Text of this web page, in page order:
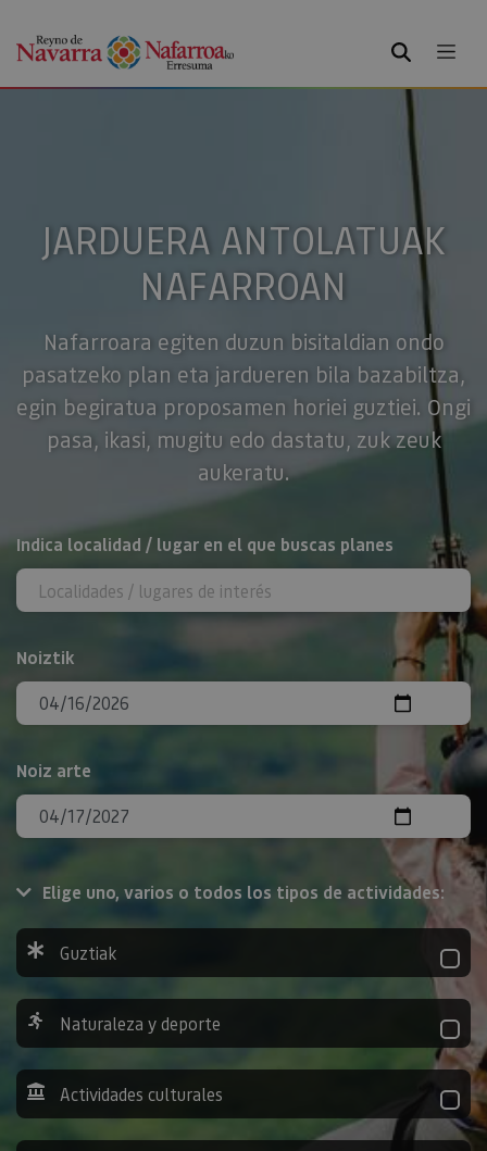
BILATU
JARDUERA ANTOLATUAK
NAFARROAN
Nafarroara egiten duzun bisitaldian ondo
pasatzeko plan eta jardueren bila bazabiltza,
egin begiratua proposamen horiei guztiei. Ongi
pasa, ikasi, mugitu edo dastatu, zuk zeuk
aukeratu.
BILATU
Indica localidad / lugar en el que buscas planes
Noiztik
Noiz arte
Elige uno, varios o todos los tipos de actividades:
Guztiak
Naturaleza y deporte
Actividades culturales